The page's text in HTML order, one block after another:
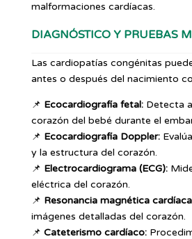
malformaciones cardíacas.
DIAGNÓSTICO Y PRUEBAS
Las cardiopatías congénitas
antes o después del nacimiento
📌 Ecocardiografía fetal:Detecta
corazón del bebé durante el
📌 Ecocardiografía Doppler:
y la estructura del corazón.
📌 Electrocardiograma (ECG):
eléctrica del corazón.
📌 Resonancia magnética
imágenes detalladas del corazón.
📌 Cateterismo cardíaco: